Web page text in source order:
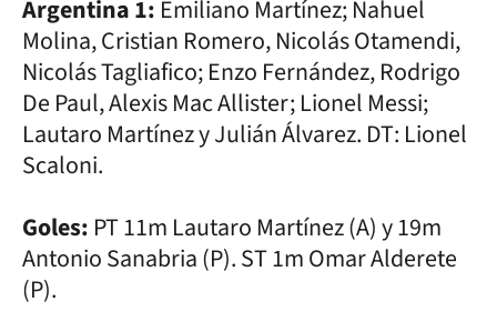
Argentina 1: Emiliano Martínez; Nahuel
Molina, Cristian Romero, Nicolás Otamendi,
Nicolás Tagliafico; Enzo Fernández, Rodrigo
De Paul, Alexis Mac Allister; Lionel Messi;
Lautaro Martínez y Julián Álvarez. DT: Lionel
Scaloni.
Goles: PT 11m Lautaro Martínez (A) y 19m
Antonio Sanabria (P). ST 1m Omar Alderete
(P).